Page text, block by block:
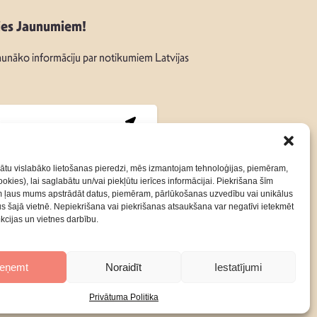
vislabāko lietošanas pieredzi, mēs izmantojam tehnoloģijas, piemēram,
lai saglabātu un/vai piekļūtu ierīces informācijai. Piekrišana šīm
ļaus mums apstrādāt datus, piemēram, pārlūkošanas uzvedību vai unikālus
šajā vietnē. Nepiekrišana vai piekrišanas atsaukšana var negatīvi ietekmēt
un vietnes darbību.
Noraidīt Iestatījumi
Privātuma Politika
Jaunumiem!
informāciju par notikumiem Latvijas
Kontakti Privātuma Politika